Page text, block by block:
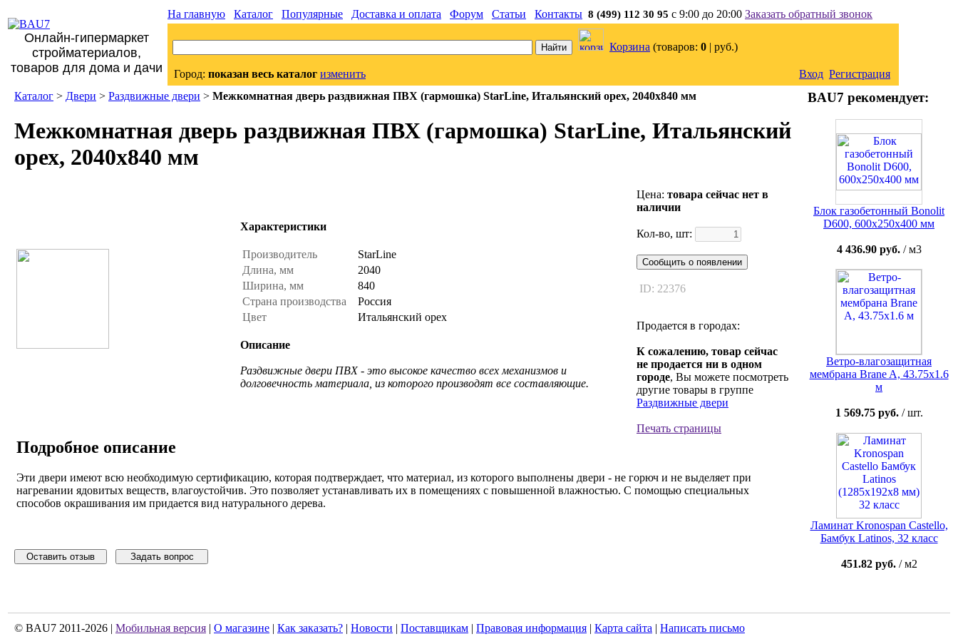
Онлайн-гипермаркет
стройматериалов,
товаров для дома и дачи
На главную Каталог Популярные Доставка и оплата Форум Статьи Контакты 8 (499) 112 30 95 с 9:00 до 20:00 Заказать обратный звонок
Корзина (товаров: 0 | руб.)
Город: показан весь каталог изменить Вход Регистрация
Каталог > Двери > Раздвижные двери > Межкомнатная дверь раздвижная ПВХ (гармошка) StarLine, Итальянский орех, 2040x840 мм
Межкомнатная дверь раздвижная ПВХ (гармошка) StarLine, Итальянский
орех, 2040x840 мм
Характеристики
Производитель
StarLine
Длина, мм
2040
Ширина, мм
840
Страна производства
Россия
Цвет
Итальянский орех
Описание
Раздвижные двери ПВХ - это высокое качество всех механизмов и
долговечность материала, из которого производят все составляющие.
Цена: товара сейчас нет в
наличии
Кол-во, шт:
Сообщить о появлении
ID: 22376
Продается в городах:
К сожалению, товар сейчас
не продается ни в одном
городе, Вы можете посмотреть
другие товары в группе
Раздвижные двери
Печать страницы
Подробное описание
Эти двери имеют всю необходимую сертификацию, которая подтверждает, что материал, из которого выполнены двери - не горюч и не выделяет при
нагревании ядовитых веществ, влагоустойчив. Это позволяет устанавливать их в помещениях с повышенной влажностью. С помощью специальных
способов окрашивания им придается вид натурального дерева.
Оставить отзыв Задать вопрос
BAU7 рекомендует:
Блок газобетонный Bonolit
D600, 600х250х400 мм
4 436.90 руб./ м3
Ветро-влагозащитная
мембрана Brane A, 43.75х1.6
м
1 569.75 руб./ шт.
Ламинат Kronospan Castello,
Бамбук Latinos, 32 класс
451.82 руб./ м2
© BAU7 2011-2026 | Мобильная версия | О магазине | Как заказать? | Новости | Поставщикам | Правовая информация | Карта сайта | Написать письмо